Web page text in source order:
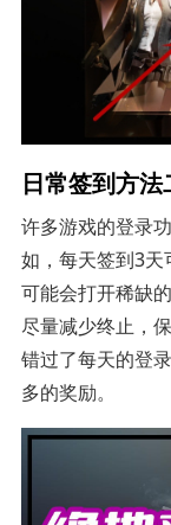
日常签到方
许多游戏的登录
如，每天签到3
可能会打开稀缺
尽量减少终止，
错过了每天的登
多的奖励。